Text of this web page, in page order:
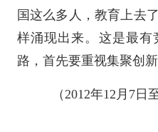
国这么多人，教育上去
样涌现出来。这是最有
路，首先要重视集聚创新
（2012年12月7